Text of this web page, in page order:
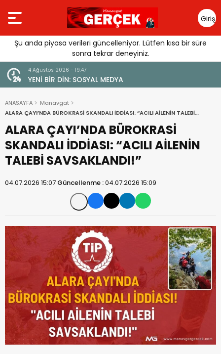
Giriş
Yap
Şu anda piyasa verileri güncelleniyor. Lütfen kısa bir süre
sonra tekrar deneyiniz.
4 Ağustos 2026 - 19:47
YENİ BİR DİN: SOSYAL MEDYA
ANASAYFA
Manavgat
ALARA ÇAYI’NDA BÜROKRASİ SKANDALI İDDİASI: “ACILI AİLENİN TALEBİ
ALARA ÇAYI’NDA BÜROKRASİ
SKANDALI İDDİASI: “ACILI AİLENİN
TALEBİ SAVSAKLANDI!”
04.07.2026 15:07 Güncellenme :04.07.2026 15:09